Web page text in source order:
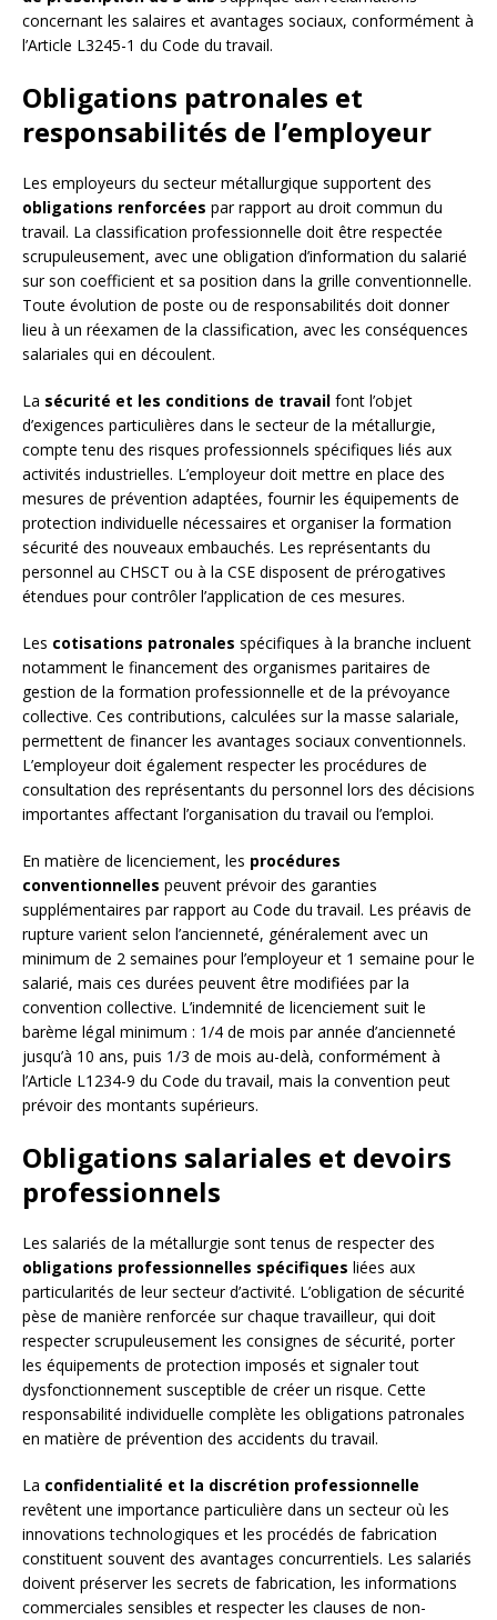
concernant les salaires et avantages sociaux, conformément à
l’Article L3245-1 du Code du travail.
Obligations patronales et
responsabilités de l’employeur
Les employeurs du secteur métallurgique supportent des
obligations renforcées par rapport au droit commun du
travail. La classification professionnelle doit être respectée
scrupuleusement, avec une obligation d’information du salarié
sur son coefficient et sa position dans la grille conventionnelle.
Toute évolution de poste ou de responsabilités doit donner
lieu à un réexamen de la classification, avec les conséquences
salariales qui en découlent.
La sécurité et les conditions de travail font l’objet
d’exigences particulières dans le secteur de la métallurgie,
compte tenu des risques professionnels spécifiques liés aux
activités industrielles. L’employeur doit mettre en place des
mesures de prévention adaptées, fournir les équipements de
protection individuelle nécessaires et organiser la formation
sécurité des nouveaux embauchés. Les représentants du
personnel au CHSCT ou à la CSE disposent de prérogatives
étendues pour contrôler l’application de ces mesures.
Les cotisations patronales spécifiques à la branche incluent
notamment le financement des organismes paritaires de
gestion de la formation professionnelle et de la prévoyance
collective. Ces contributions, calculées sur la masse salariale,
permettent de financer les avantages sociaux conventionnels.
L’employeur doit également respecter les procédures de
consultation des représentants du personnel lors des décisions
importantes affectant l’organisation du travail ou l’emploi.
En matière de licenciement, les procédures
conventionnelles peuvent prévoir des garanties
supplémentaires par rapport au Code du travail. Les préavis de
rupture varient selon l’ancienneté, généralement avec un
minimum de 2 semaines pour l’employeur et 1 semaine pour le
salarié, mais ces durées peuvent être modifiées par la
convention collective. L’indemnité de licenciement suit le
barème légal minimum : 1/4 de mois par année d’ancienneté
jusqu’à 10 ans, puis 1/3 de mois au-delà, conformément à
l’Article L1234-9 du Code du travail, mais la convention peut
prévoir des montants supérieurs.
Obligations salariales et devoirs
professionnels
Les salariés de la métallurgie sont tenus de respecter des
obligations professionnelles spécifiques liées aux
particularités de leur secteur d’activité. L’obligation de sécurité
pèse de manière renforcée sur chaque travailleur, qui doit
respecter scrupuleusement les consignes de sécurité, porter
les équipements de protection imposés et signaler tout
dysfonctionnement susceptible de créer un risque. Cette
responsabilité individuelle complète les obligations patronales
en matière de prévention des accidents du travail.
La confidentialité et la discrétion professionnelle
revêtent une importance particulière dans un secteur où les
innovations technologiques et les procédés de fabrication
constituent souvent des avantages concurrentiels. Les salariés
doivent préserver les secrets de fabrication, les informations
commerciales sensibles et respecter les clauses de non-